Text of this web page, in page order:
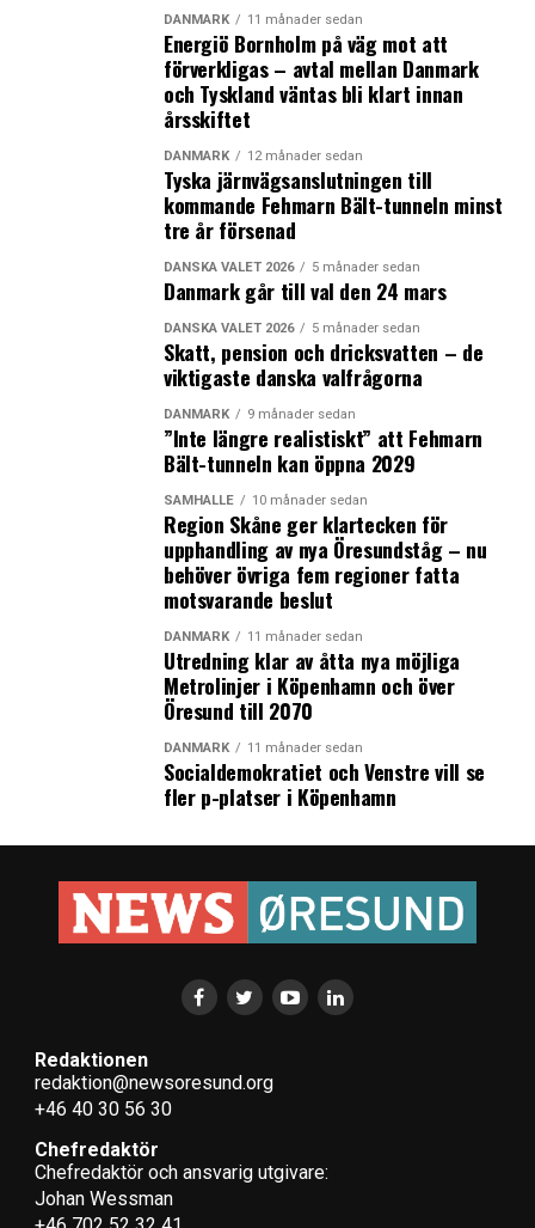
Schiphol, Amsterdam
Heathrow, London
Frankfurt
Köpenhamn – Kastrup
Helsingfors – Vantaa
Köln/Bonn
London Gatwick
Källa: Skytrax, undersökning gjord bland 12 miljoner
flygpassagerare runt om i världen
Danmarks BNP kan ökas med 60 miljarder
Dansk flexicurity fungerar inte enligt ny forskning
DANMARK 11 månader sedan
Energiö Bornholm på väg mot att
förverkligas – avtal mellan Danmark
och Tyskland väntas bli klart innan
årsskiftet
DANMARK 12 månader sedan
Tyska järnvägsanslutningen till
kommande Fehmarn Bält-tunneln minst
tre år försenad
DANSKA VALET 2026 5 månader sedan
Danmark går till val den 24 mars
DANSKA VALET 2026 5 månader sedan
Skatt, pension och dricksvatten – de
viktigaste danska valfrågorna
DANMARK 9 månader sedan
”Inte längre realistiskt” att Fehmarn
Bält-tunneln kan öppna 2029
SAMHÄLLE 10 månader sedan
Region Skåne ger klartecken för
upphandling av nya Öresundståg – nu
behöver övriga fem regioner fatta
motsvarande beslut
DANMARK 11 månader sedan
Utredning klar av åtta nya möjliga
Metrolinjer i Köpenhamn och över
Öresund till 2070
DANMARK 11 månader sedan
Socialdemokratiet och Venstre vill se
fler p-platser i Köpenhamn
Redaktionen
redaktion@newsoresund.org
+46 40 30 56 30
Chefredaktör
Chefredaktör och ansvarig utgivare:
Johan Wessman